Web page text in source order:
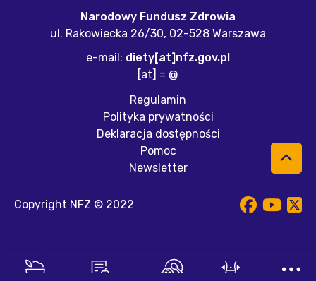
Narodowy Fundusz Zdrowia
ul. Rakowiecka 26/30, 02-528 Warszawa
e-mail: diety[at]nfz.gov.pl
[at] = @
Regulamin
Polityka prywatności
Deklaracja dostępności
Pomoc
Newsletter
Copyright NFZ © 2022
Na naszej stronie internetowej używamy plików cookies.